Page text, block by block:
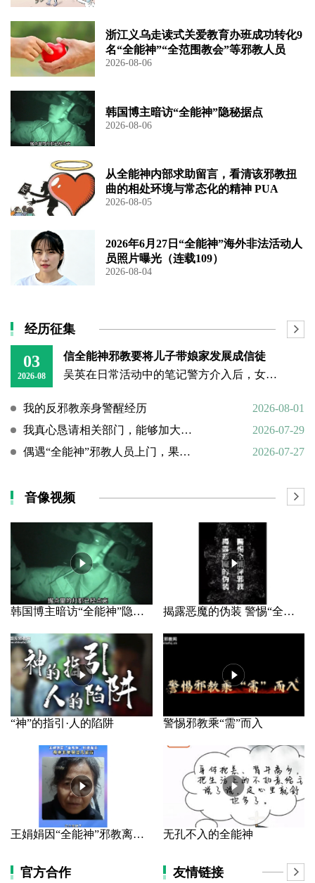
浙江义乌走读式关爱教育办班成功转化9
名“全能神”“全范围教会”等邪教人员
2026-08-06
韩国博主暗访“全能神”隐秘据点
2026-08-06
从全能神内部求助留言，看清该邪教扭
曲的相处环境与常态化的精神 PUA
2026-08-05
2026年6月27日“全能神”海外非法活动人
员照片曝光（连载109）
2026-08-04
经历征集
03
2026-08
信全能神邪教要将儿子带娘家发展成信徒
吴英在日常活动中的笔记警方介入后，女子丈夫向警方称，打人原因系担心妻子将儿子带回娘家“被带坏”，并反映妻子和丈母娘涉嫌信奉、传播“全能神”教。经一个多月的调查，警方在其丈母娘家中搜到大量证据，于23日
我的反邪教亲身警醒经历
2026-08-01
我真心恳请相关部门，能够加大对“全能神”邪教的打击力度
2026-07-29
偶遇“全能神”邪教人员上门，果断硬核驱离
2026-07-27
音像视频
韩国博主暗访“全能神”隐秘据点 揭露恶魔的伪装 警惕“全能神”邪教
“神”的指引·人的陷阱 警惕邪教乘“需”而入
王娟娟因“全能神”邪教离家 母亲长年哭泣几近盲 无孔不入的全能神
官方合作 友情链接